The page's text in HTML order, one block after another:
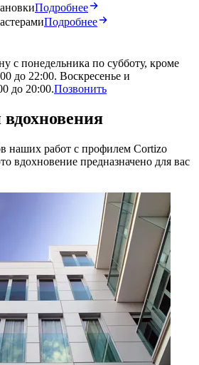
Подробнее
Подробнее
с понедельника по субботу, кроме
до 22:00. Воскресенье и
до 20:00.Позвонить
наших работ с профилем Cortizo
вдохновение предназначено для вас